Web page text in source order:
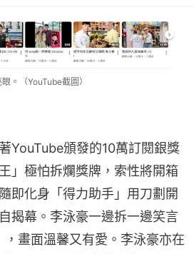
。（YouTube截圖）
YouTube頒發的10萬訂閱銀獎
」極怕拆爛獎牌，索性將開箱
即化身「得力助手」用刀劃開
揭幕。李泳豪一邊拆一邊笑言
畫面溫馨又有愛。李泳豪亦在